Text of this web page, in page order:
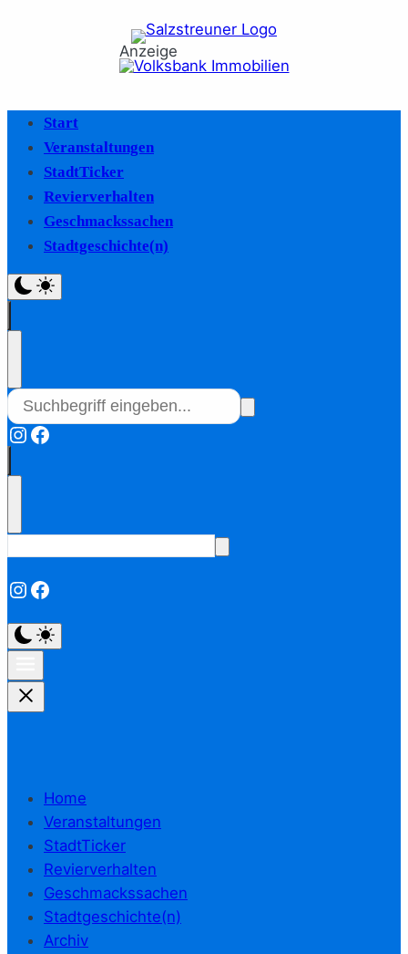
Anzeige
Start
Veranstaltungen
StadtTicker
Revierverhalten
Geschmackssachen
Stadtgeschichte(n)
Instagram
Facebook
Instagram
Facebook
Home
Veranstaltungen
StadtTicker
Revierverhalten
Geschmackssachen
Stadtgeschichte(n)
Archiv